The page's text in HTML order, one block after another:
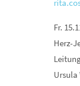
Fr.
Herz-
Ursula